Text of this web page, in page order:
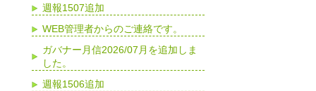
週報1507追加
WEB管理者からのご連絡です。
ガバナー月信2026/07月を追加しま
した。
週報1506追加